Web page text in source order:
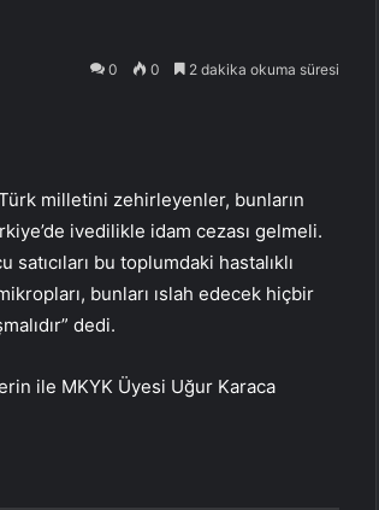
0 0 2 dakika okuma süresi
milletini zehirleyenler, bunların
ivedilikle idam cezası gelmeli.
bu toplumdaki hastalıklı
bunları ıslah edecek hiçbir
dedi.
ile MKYK Üyesi Uğur Karaca